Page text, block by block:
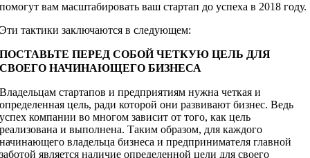
помогут вам масштабировать ваш стартап до успеха в 2018 году.
Эти тактики заключаются в следующем:
ПОСТАВЬТЕ ПЕРЕД СОБОЙ ЧЕТКУЮ ЦЕЛЬ ДЛЯ
СВОЕГО НАЧИНАЮЩЕГО БИЗНЕСА
Владельцам стартапов и предприятиям нужна четкая и
определенная цель, ради которой они развивают бизнес. Ведь
успех компании во многом зависит от того, как цель
реализована и выполнена. Таким образом, для каждого
начинающего владельца бизнеса и предпринимателя главной
заботой является наличие определенной цели для своего